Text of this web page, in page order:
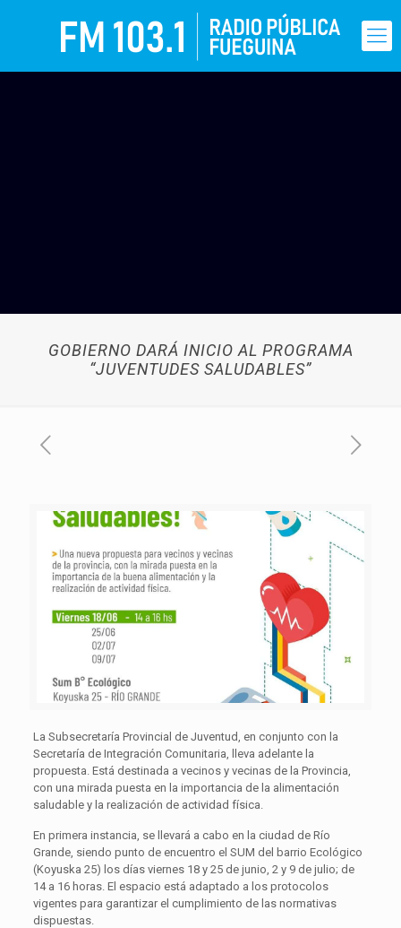
GOBIERNO DARÁ INICIO AL PROGRAMA
“JUVENTUDES SALUDABLES”
La Subsecretaría Provincial de Juventud, en conjunto con la
Secretaría de Integración Comunitaria, lleva adelante la
propuesta. Está destinada a vecinos y vecinas de la Provincia,
con una mirada puesta en la importancia de la alimentación
saludable y la realización de actividad física.
En primera instancia, se llevará a cabo en la ciudad de Río
Grande, siendo punto de encuentro el SUM del barrio Ecológico
(Koyuska 25) los días viernes 18 y 25 de junio, 2 y 9 de julio; de
14 a 16 horas. El espacio está adaptado a los protocolos
vigentes para garantizar el cumplimiento de las normativas
dispuestas.